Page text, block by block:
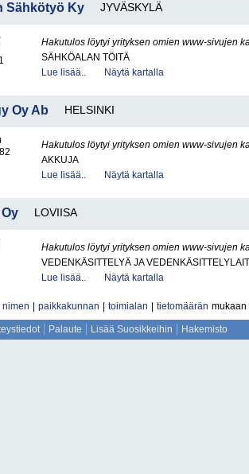
Sähkötyö Ky JYVÄSKYLÄ
Hakutulos löytyi yrityksen omien www-sivujen
SÄHKÖALAN TÖITÄ
Lue lisää..
Näytä kartalla
Oy Ab HELSINKI
Hakutulos löytyi yrityksen omien www-sivujen
AKKUJA
Lue lisää..
Näytä kartalla
LOVIISA
Hakutulos löytyi yrityksen omien www-sivujen
VEDENKÄSITTELYÄ JA
Lue lisää..
Näytä kartalla
nimen paikkakunnan toimialan tietomäärän mukaan
Palaute Lisää Suosikkeihin Hakemisto